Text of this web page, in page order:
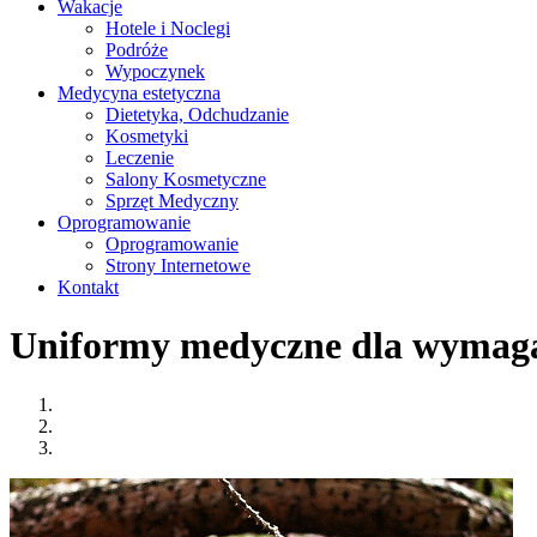
Wakacje
Hotele i Noclegi
Podróże
Wypoczynek
Medycyna estetyczna
Dietetyka, Odchudzanie
Kosmetyki
Leczenie
Salony Kosmetyczne
Sprzęt Medyczny
Oprogramowanie
Oprogramowanie
Strony Internetowe
Kontakt
Uniformy medyczne dla